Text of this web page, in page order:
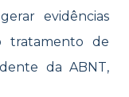
evidências
tratamento de
da ABNT,